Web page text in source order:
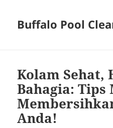
Buffalo Pool
Kolam Sehat,
Bahagia:
Anda!